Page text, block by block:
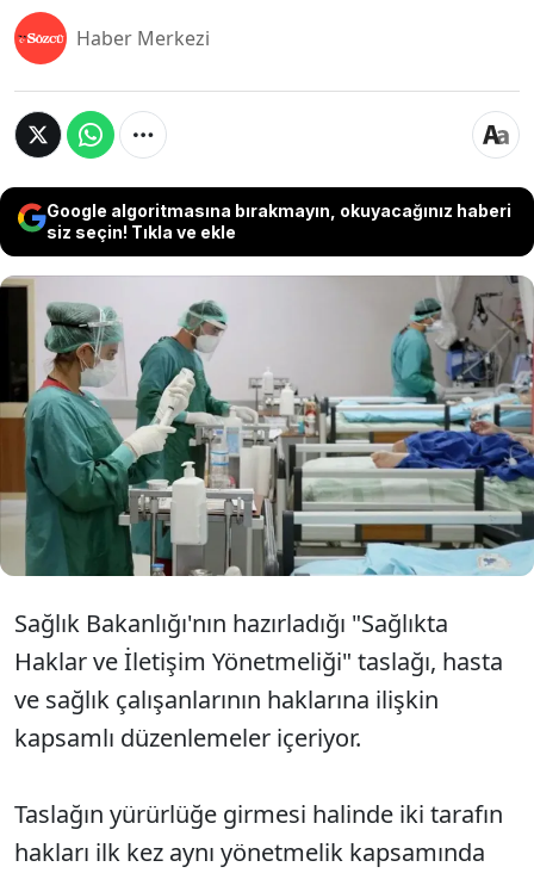
Haber Merkezi
Google algoritmasına bırakmayın, okuyacağınız haberi
siz seçin! Tıkla ve ekle
Sağlık Bakanlığı'nın hazırladığı "Sağlıkta Haklar ve
İletişim Yönetmeliği" taslağıyla sağlık hizmetlerinde
kapsamlı değişiklikler planlanıyor. Taslağa göre tıbbi
müdahale onayları elektronik ortamda alınabilecek,
hasta ve sağlık çalışanlarının başvuruları için dijital
sistem kurulacak. Ayrıca "önceden açıklanmış sağlık
isteği" uygulaması ile sağlık çalışanlarına yönelik
"Beyaz Yardım" destek sisteminin de hayata
geçirilmesi hedefleniyor.
Sağlık Bakanlığı'nın hazırladığı "Sağlıkta
Haklar ve İletişim Yönetmeliği" taslağı, hasta
ve sağlık çalışanlarının haklarına ilişkin
kapsamlı düzenlemeler içeriyor.
Taslağın yürürlüğe girmesi halinde iki tarafın
hakları ilk kez aynı yönetmelik kapsamında